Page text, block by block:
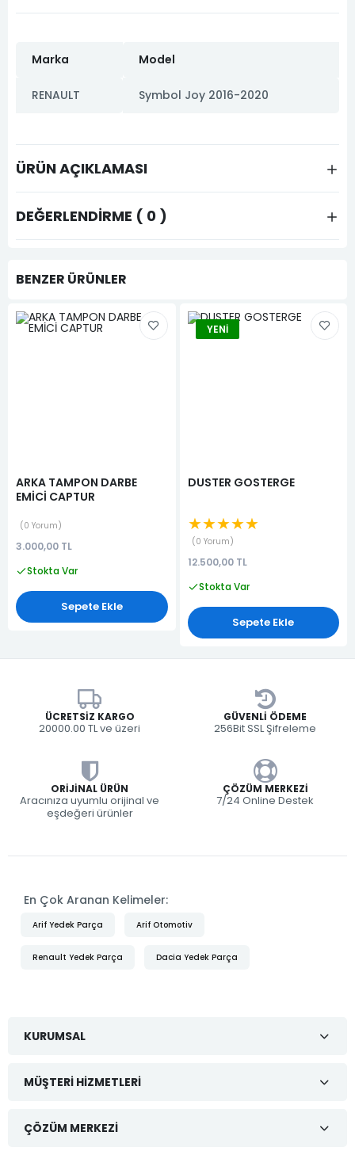
Marka Model
RENAULT Symbol Joy 2016-2020
ÜRÜN AÇIKLAMASI
DEĞERLENDIRME ( 0 )
BENZER ÜRÜNLER
ARKA TAMPON DARBE
EMİCİ CAPTUR
0 Yorum
3.000,00 TL
Stokta Var
Sepete Ekle
YENI
DUSTER GOSTERGE
★★★★★
0 Yorum
12.500,00 TL
Stokta Var
Sepete Ekle
ÜCRETSIZ KARGO
20000.00 TL ve üzeri
GÜVENLI ÖDEME
256Bit SSL Şifreleme
ORIJINAL ÜRÜN
Aracınıza uyumlu orijinal ve
eşdeğeri ürünler
ÇÖZÜM MERKEZI
7/24 Online Destek
En Çok Aranan Kelimeler:
Arif Yedek Parça Arif Otomotiv
Renault Yedek Parça Dacia Yedek Parça
KURUMSAL
MÜŞTERI HIZMETLERI
ÇÖZÜM MERKEZI